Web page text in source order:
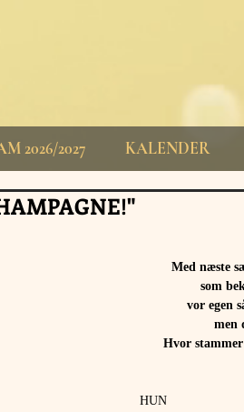
2026/2027 KALENDER
Med næste
som
vor egen
men
Hvor
HUN